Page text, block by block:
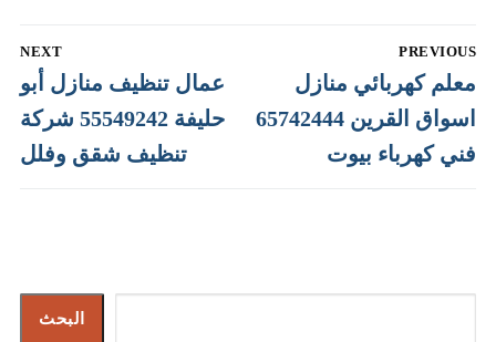
تصفّح
المقالات
PREVIOUS
Previous
post:
معلم كهربائي منازل
اسواق القرين 65742444
فني كهرباء بيوت
NEXT
Next
post:
عمال تنظيف منازل أبو
حليفة 55549242 شركة
تنظيف شقق وفلل
البحث